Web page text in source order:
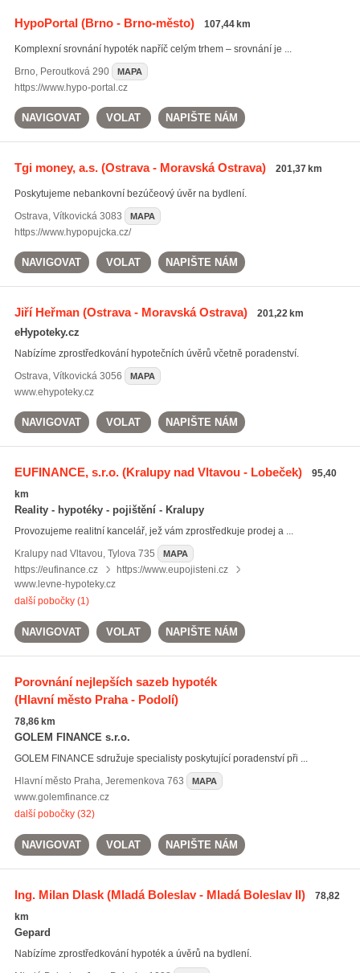
HypoPortal(Brno - Brno-město) 107,44 km
Komplexní srovnání hypoték napříč celým trhem – srovnání je ...
Brno, Peroutková 290 MAPA
https://www.hypo-portal.cz
NAVIGOVAT VOLAT NAPIŠTE NÁM
Tgi money, a.s.(Ostrava - Moravská Ostrava) 201,37 km
Poskytujeme nebankovní bezúčeový úvěr na bydlení.
Ostrava, Vítkovická 3083 MAPA
https://www.hypopujcka.cz/
NAVIGOVAT VOLAT NAPIŠTE NÁM
Jiří Heřman(Ostrava - Moravská Ostrava) 201,22 km
eHypoteky.cz
Nabízíme zprostředkování hypotečních úvěrů včetně poradenství.
Ostrava, Vítkovická 3056 MAPA
www.ehypoteky.cz
NAVIGOVAT VOLAT NAPIŠTE NÁM
EUFINANCE, s.r.o.(Kralupy nad Vltavou - Lobeček)
95,40
km
Reality - hypotéky - pojištění - Kralupy
Provozujeme realitní kancelář, jež vám zprostředkuje prodej a ...
Kralupy nad Vltavou, Tylova 735 MAPA
https://eufinance.cz
https://www.eupojisteni.cz
www.levne-hypoteky.cz
další pobočky (1)
NAVIGOVAT VOLAT NAPIŠTE NÁM
Porovnání nejlepších sazeb hypoték
(Hlavní město Praha - Podolí)
78,86 km
GOLEM FINANCE s.r.o.
GOLEM FINANCE sdružuje specialisty poskytující poradenství při ...
Hlavní město Praha, Jeremenkova 763 MAPA
www.golemfinance.cz
další pobočky (32)
NAVIGOVAT VOLAT NAPIŠTE NÁM
Ing. Milan Dlask(Mladá Boleslav - Mladá Boleslav II)
78,82
km
Gepard
Nabízíme zprostředkování hypoték a úvěrů na bydlení.